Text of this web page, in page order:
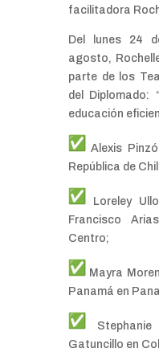
facilitadora
Del lunes 24
agosto,
parte de los
del Diplomado:
educación
Alexis
República de
Loreley
Francisco
Centro;
Mayra
Panamá en
Stephanie
Gatuncillo en